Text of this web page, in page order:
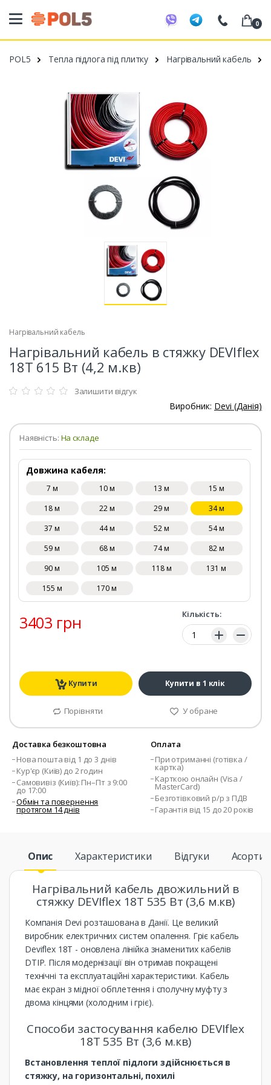
098 20 52 818
099 53 43 210
0
POL5 Тепла підлога під плитку Нагрівальний кабель
Нагрівальний кабель
Нагрівальний кабель в стяжку DEVIflex
18T 615 Вт (4,2 м.кв)
Залишити відгук
Виробник: Devi (Данія)
Наявність: На складе
Довжина кабеля:
7 м 10 м 13 м
15 м
18 м
22 м 29 м
34 м
37 м
44 м 52 м
54 м
59 м
68 м 74 м
82 м
90 м
105 м 118 м
131 м
155 м
170 м
3403 грн Кількість:
Кількість:
Купити Купити в 1 клік
Порівняти У обране
Доставка безкоштовна
Нова пошта від 1 до 3 днів
Кур'єр (Київ) до 2 годин
Самовивіз (Київ): Пн–Пт з 9:00
до 17:00
Обмін та повернення
протягом 14 днів
Оплата
При отриманні (готівка /
картка)
Карткою онлайн (Visa /
MasterCard)
Безготівковий р/р з ПДВ
Гарантія від 15 до 20 років
Опис Характеристики Відгуки
Нагрівальний кабель двожильний в
стяжку DEVIflex 18T 535 Вт (3,6 м.кв)
Компанія Devi розташована в Данії. Це великий
виробник електричних систем опалення. Гріє кабель
Deviflex 18T - оновлена ​​лінійка знаменитих кабелів
DTIP. Після модернізації він отримав покращені
технічні та експлуатаційні характеристики. Кабель
має екран з мідної обплетення і сполучну муфту з
двома кінцями (холодним і гріє).
Способи застосування кабелю DEVIflex
18T 535 Вт (3,6 м.кв)
Встановлення теплої підлоги здійснюється в
стяжку, на горизонтальні, похилі